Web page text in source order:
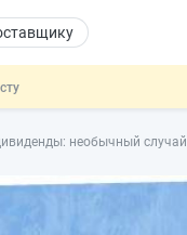
необычный случай